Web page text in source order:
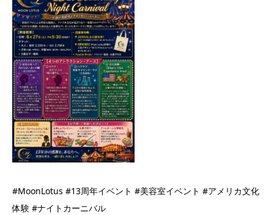
#MoonLotus #13周年イベント #美容室イベント #アメリカ文化
体験 #ナイトカーニバル